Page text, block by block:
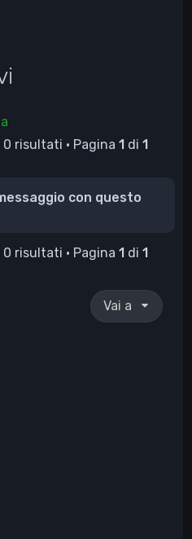
risultati • Pagina 1 di 1
con questo
risultati • Pagina 1 di 1
Vai a